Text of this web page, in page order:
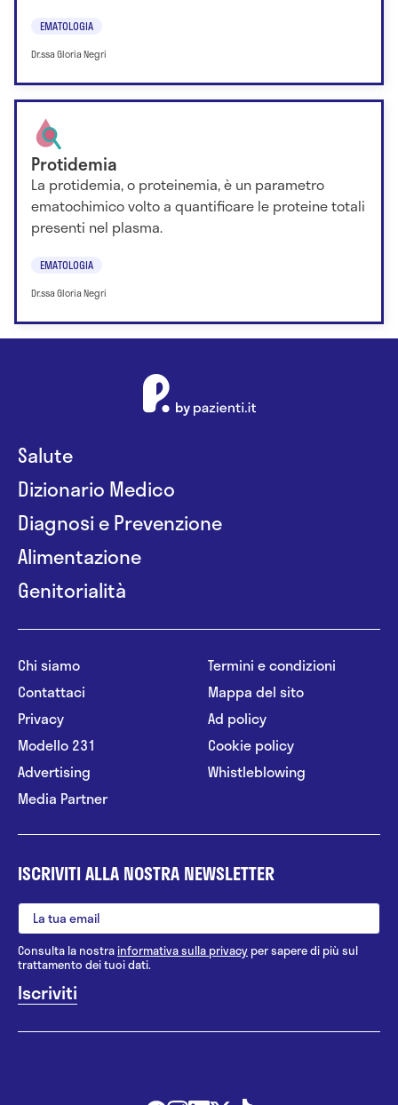
EMATOLOGIA
Dr.ssa Gloria Negri
Protidemia
La protidemia, o proteinemia, è un parametro
ematochimico volto a quantificare le proteine totali
presenti nel plasma.
EMATOLOGIA
Dr.ssa Gloria Negri
Salute
Dizionario Medico
Diagnosi e Prevenzione
Alimentazione
Genitorialità
Chi siamo
Contattaci
Privacy
Modello 231
Advertising
Media Partner
Termini e condizioni
Mappa del sito
Ad policy
Cookie policy
Whistleblowing
ISCRIVITI ALLA NOSTRA NEWSLETTER
Consulta la nostrainformativa sulla privacy per sapere di più sul
trattamento dei tuoi dati.